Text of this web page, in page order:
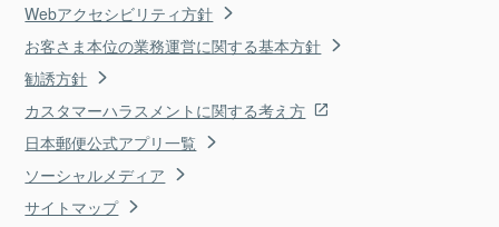
Webアクセシビリティ方針
お客さま本位の業務運営に関する基本方針
勧誘方針
カスタマーハラスメントに関する考え方
日本郵便公式アプリ一覧
ソーシャルメディア
サイトマップ